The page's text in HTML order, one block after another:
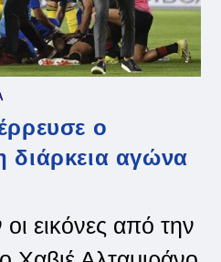
ο
διάρκεια αγώνα
εικόνες από την